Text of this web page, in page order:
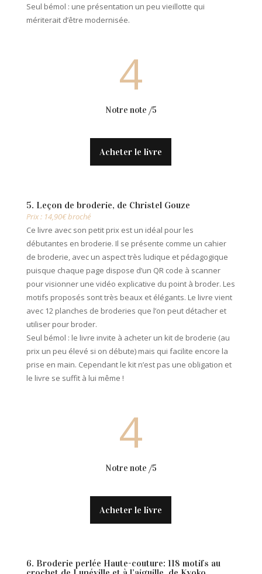
Seul bémol : une présentation un peu vieillotte qui
mériterait d’être modernisée.
4
Notre note /5
Acheter le livre
5. Leçon de broderie, de Christel Gouze
Prix : 14,90€ broché
Ce livre avec son petit prix est un idéal pour les
débutantes en broderie. Il se présente comme un cahier
de broderie, avec un aspect très ludique et pédagogique
puisque chaque page dispose d’un QR code à scanner
pour visionner une vidéo explicative du point à broder. Les
motifs proposés sont très beaux et élégants. Le livre vient
avec12 planches de broderies que l’on peut détacher et
utiliser pour broder.
Seul bémol : le livre invite à acheter un kit de broderie (au
prix un peu élevé si on débute) mais qui facilite encore la
prise en main. Cependant le kit n’est pas une obligation et
le livre se suffit à lui même !
4
Notre note /5
Acheter le livre
6. Broderie perlée Haute-couture: 118 motifs au